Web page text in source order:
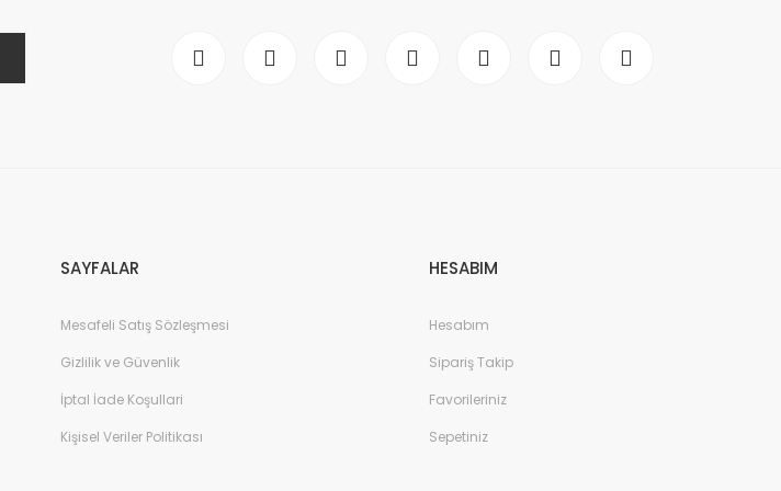
SAYFALAR
Mesafeli Satış Sözleşmesi
Gizlilik ve Güvenlik
İptal İade Koşullari
Kişisel Veriler Politikası
HESABIM
Hesabım
Sipariş Takip
Favorileriniz
Sepetiniz